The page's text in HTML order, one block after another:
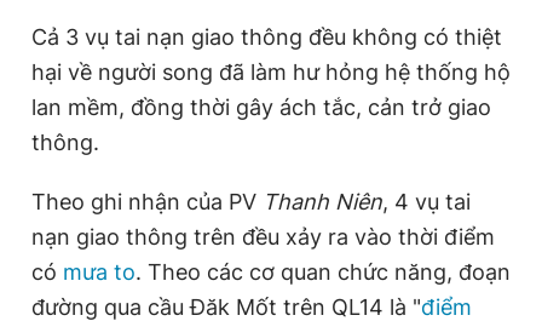
Cả 3 vụ tai nạn giao thông đều không có thiệt
hại về người song đã làm hư hỏng hệ thống hộ
lan mềm, đồng thời gây ách tắc, cản trở giao
thông.
Theo ghi nhận của PV Thanh Niên, 4 vụ tai
nạn giao thông trên đều xảy ra vào thời điểm
có mưa to. Theo các cơ quan chức năng, đoạn
đường qua cầu Đăk Mốt trên QL14 là "điểm